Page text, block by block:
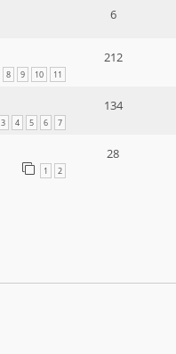
6
8 9 10 11
212
3 4 5 6 7
134
1 2
28